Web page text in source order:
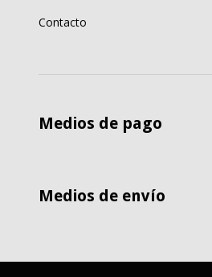
Contacto
Medios de pago
Medios de envío